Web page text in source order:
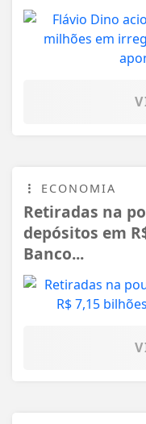
ECONOMIA
Retiradas na
depósitos em
Banco...